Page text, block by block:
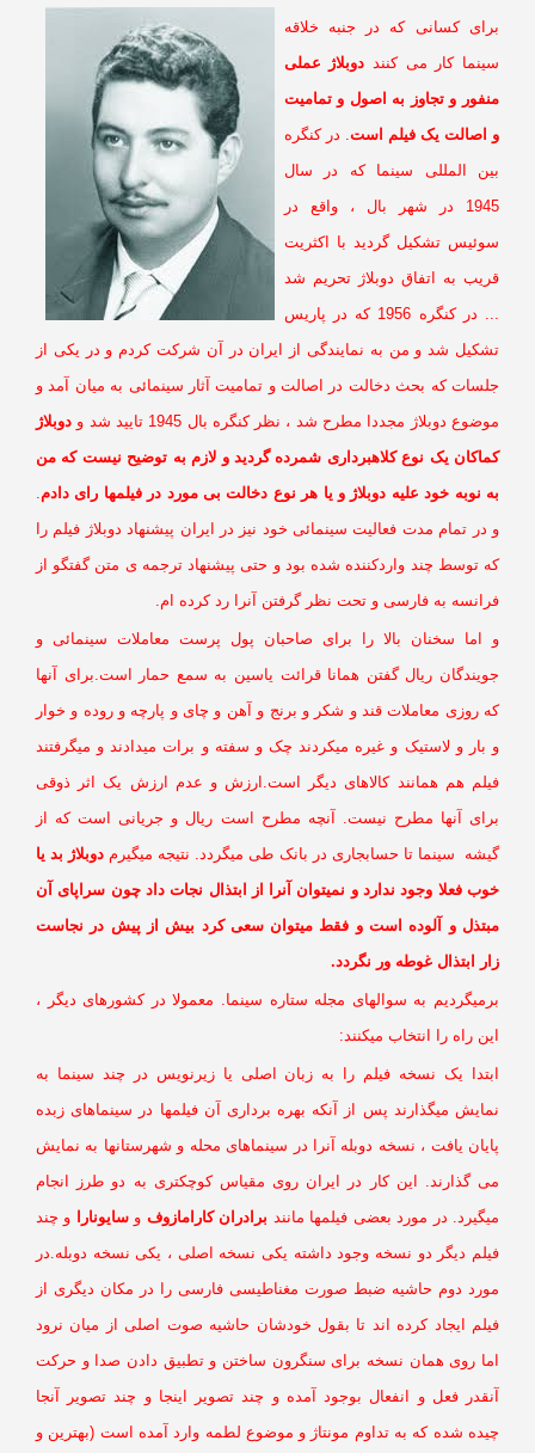
کسانی که در جنبه خلاقه
کار می کننددوبلاژ عملی
و تجاوز به اصول و تمامیت
اصالت یک فیلم است. در کنگره
المللی سینما که در سال
1945 در شهر بال ، واقع در
تشکیل گردید با اکثریت
به اتفاق دوبلاژ تحریم شد
... در کنگره 1956 که در پاریس
شد و من به نمایندگی از ایران در آن شرکت کردم و در یکی از
که بحث دخالت در اصالت و تمامیت آثار سینمائی به میان آمد و
دوبلاژ مجددا مطرح شد ، نظر کنگره بال 1945 تایید شد و
دوبلاژ
یک نوع کلاهبرداری شمرده گردید و لازم به توضیح نیست که من
نوبه خود علیه دوبلاژ و یا هر نوع دخالت بی مورد در فیلمها رای دادم.
در تمام مدت فعالیت سینمائی خود نیز در ایران پیشنهاد دوبلاژ فیلم را
توسط چند واردکننده شده بود و حتی پیشنهاد ترجمه ی متن گفتگو از
به فارسی و تحت نظر گرفتن آنرا رد کرده ام.
اما سخنان بالا را برای صاحبان پول پرست معاملات سینمائی و
ریال گفتن همانا قرائت یاسین به سمع حمار است.برای آنها
روزی معاملات قند و شکر و برنج و آهن و چای و پارچه و روده و خوار
بار و لاستیک و غیره میکردند چک و سفته و برات میدادند و میگرفتند
هم همانند کالاهای دیگر است.ارزش و عدم ارزش یک اثر ذوقی
آنها مطرح نیست. آنچه مطرح است ریال و جریانی است که از
سینما تا حسابجاری در بانک طی میگردد. نتیجه میگیرمدوبلاژ بد یا
فعلا وجود ندارد و نمیتوان آنرا از ابتذال نجات داد چون سراپای آن
و آلوده است و فقط میتوان سعی کرد بیش از پیش در نجاست
ابتذال غوطه ور نگردد.
به سوالهای مجله ستاره سینما. معمولا در کشورهای دیگر ،
راه را انتخاب میکنند:
یک نسخه فیلم را به زبان اصلی یا زیرنویس در چند سینما به
میگذارند پس از آنکه بهره برداری آن فیلمها در سینماهای زبده
یافت ، نسخه دوبله آنرا در سینماهای محله و شهرستانها به نمایش
گذارند. این کار در ایران روی مقیاس کوچکتری به دو طرز انجام
در مورد بعضی فیلمها مانندبرادران کارامازوفو سایوناراو چند
دیگر دو نسخه وجود داشته یکی نسخه اصلی ، یکی نسخه دوبله.در
دوم حاشیه ضبط صورت مغناطیسی فارسی را در مکان دیگری از
ایجاد کرده اند تا بقول خودشان حاشیه صوت اصلی از میان نرود
روی همان نسخه برای سنگرون ساختن و تطبیق دادن صدا و حرکت
فعل و انفعال بوجود آمده و چند تصویر اینجا و چند تصویر آنجا
شده که به تداوم مونتاژ و موضوع لطمه وارد آمده است (بهترین و